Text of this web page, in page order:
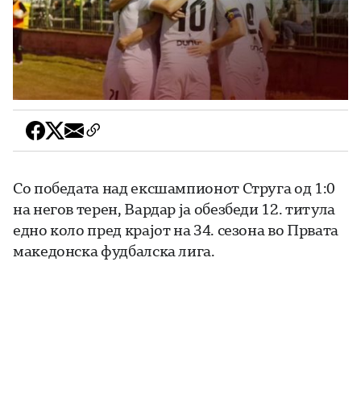
Со победата над ексшампионот Струга од 1:0
на негов терен, Вардар ја обезбеди 12. титула
едно коло пред крајот на 34. сезона во Првата
македонска фудбалска лига.